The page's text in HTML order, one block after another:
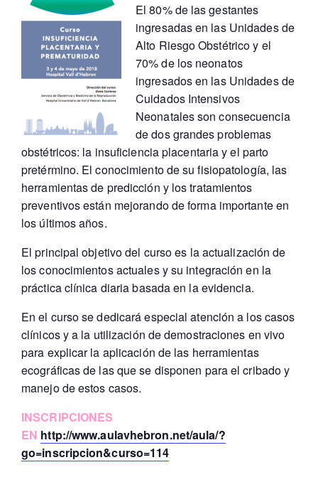
El 80% de las gestantes
ingresadas en las Unidades de
Alto Riesgo Obstétrico y el
70% de los neonatos
ingresados en las Unidades de
Cuidados Intensivos
Neonatales son consecuencia
de dos grandes problemas
obstétricos: la insuficiencia placentaria y el parto
pretérmino. El conocimiento de su fisiopatología, las
herramientas de predicción y los tratamientos
preventivos están mejorando de forma importante en
los últimos años.
El principal objetivo del curso es la actualización de
los conocimientos actuales y su integración en la
práctica clínica diaria basada en la evidencia.
En el curso se dedicará especial atención a los casos
clínicos y a la utilización de demostraciones en vivo
para explicar la aplicación de las herramientas
ecográficas de las que se disponen para el cribado y
manejo de estos casos.
INSCRIPCIONES
EN http://www.aulavhebron.net/aula/?
go=inscripcion&curso=114